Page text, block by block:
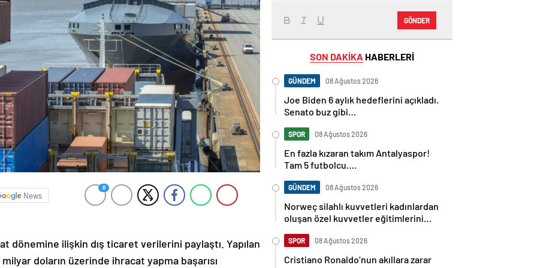
News
0
dönemine ilişkin dış ticaret verilerini paylaştı. Yapılan
milyar doların üzerinde ihracat yapma başarısı
GÖNDER
SON DAKİKA HABERLERİ
GÜNDEM 08 Ağustos 2026
Joe Biden 6 aylık hedeflerini açıkladı.
Senato buz gibi…
SPOR 08 Ağustos 2026
En fazla kızaran takım Antalyaspor!
Tam 5 futbolcu….
GÜNDEM 08 Ağustos 2026
Norweç silahlı kuvvetleri kadınlardan
oluşan özel kuvvetler eğitimlerini
SPOR 08 Ağustos 2026
Cristiano Ronaldo’nun akıllara zarar